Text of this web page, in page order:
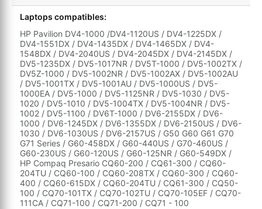
Laptops compatibles:
HP Pavilion DV4-1000 /DV4-1120US / DV4-1225DX /
DV4-1551DX / DV4-1435DX / DV4-1465DX / DV4-
1548DX / DV4-2040US / DV4-2045DX / DV4-2145DX /
DV5-1235DX / DV5-1017NR / DV5T-1000 / DV5-1002TX /
DV5Z-1000 / DV5-1002NR / DV5-1002AX / DV5-1002AU
/ DV5-1001TX / DV5-1001AU / DV5-1000US / DV5-
1000EA / DV5-1000 / DV5-1125NR / DV5-1030 / DV5-
1020 / DV5-1010 / DV5-1004TX / DV5-1004NR / DV5-
1002 / DV5-1100 / DV6T-1000 / DV6-2155DX / DV6-
1000 / DV6-1245DX / DV6-1355DX / DV6-2150US / DV6-
1030 / DV6-1030US / DV6-2157US / G50 G60 G61 G70
G71 Series / G60-458DX / G60-440US / G70-460US /
G60-230US / G60-120US / G60-125NR / G60-549DX /
HP Compaq Presario CQ60-200 / CQ61-300 / CQ60-
204TU / CQ60-100 / CQ60-208TX / CQ60-300 / CQ60-
400 / CQ60-615DX / CQ60-204TU / CQ61-300 / CQ50-
100 / CQ70-101TX / CQ70-102TU / CQ70-105EF / CQ70-
111CA / CQ71-100 / CQ71-200 / CQ71 - 100